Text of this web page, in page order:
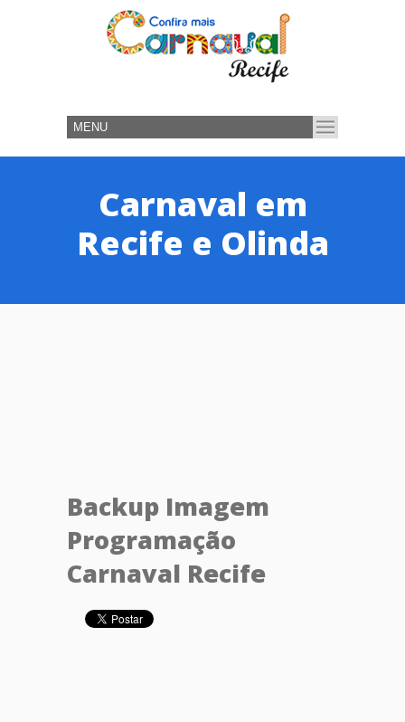
Carnaval em
Recife e Olinda
Backup Imagem
Programação
Carnaval Recife